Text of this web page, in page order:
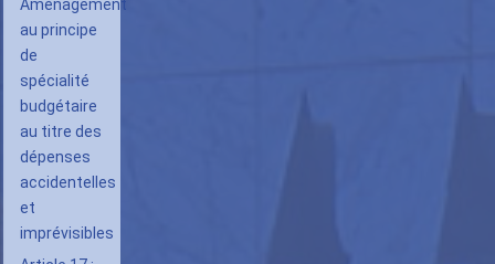
Aménagement
au principe
de
spécialité
budgétaire
au titre des
dépenses
accidentelles
et
imprévisibles